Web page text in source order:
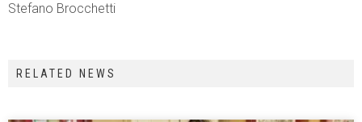
Stefano Brocchetti
RELATED NEWS